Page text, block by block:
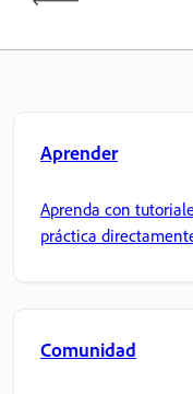
Aprender
Aprenda con
práctica
Comunidad